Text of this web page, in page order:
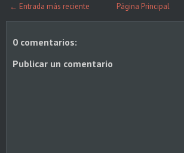
← Entrada más reciente Página Principal
0 comentarios:
Publicar un comentario